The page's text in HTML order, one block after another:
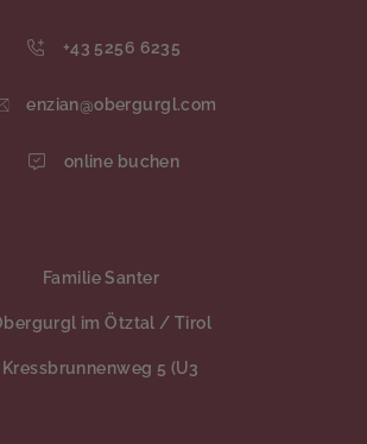
+43 5256 6235
enzian@obergurgl.com
online buchen
Familie Santer
im Ötztal / Tirol
Kressbrunnenweg 5 (U3